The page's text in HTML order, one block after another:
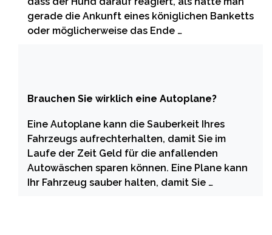
gerade die Ankunft eines königlichen Banketts
oder möglicherweise das Ende …
Brauchen Sie wirklich eine Autoplane?
Eine Autoplane kann die Sauberkeit Ihres
Fahrzeugs aufrechterhalten, damit Sie im
Laufe der Zeit Geld für die anfallenden
Autowäschen sparen können. Eine Plane kann
Ihr Fahrzeug sauber halten, damit Sie …